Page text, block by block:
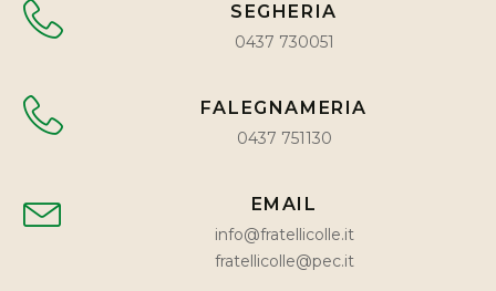
SEGHERIA
0437 730051
FALEGNAMERIA
0437 751130
EMAIL
info@fratellicolle.it
fratellicolle@pec.it